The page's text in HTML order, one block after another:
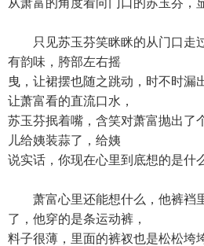
从萧富的角度看向门口的苏玉芬，
只见苏玉芬笑眯眯的从门口走
有韵味，胯部左右摇
曳，让裙摆也随之跳动，时不时漏
让萧富看的直流口水，
苏玉芬抿着嘴，含笑对萧富抛出了
儿给姨装蒜了，给姨
说实话，你现在心里到底想的是什
萧富心里还能想什么，他裤裆
了，他穿的是条运动裤，
料子很薄，里面的裤衩也是松松垮